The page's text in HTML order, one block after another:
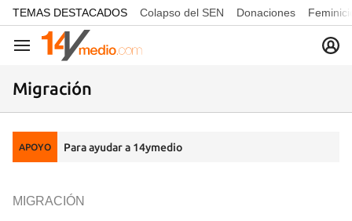
common.go-to-content
TEMAS DESTACADOS Colapso del SEN Donaciones
Navegación
Migración
APOYO Para ayudar a 14ymedio
MIGRACIÓN